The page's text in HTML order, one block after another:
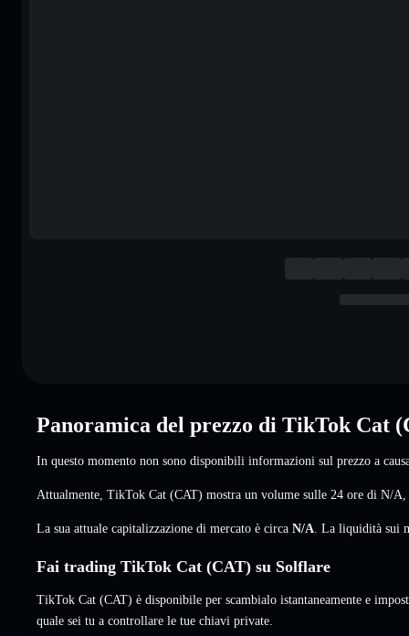
Panoramica del prezzo di TikTok Cat
In questo momento non sono disponibili informazioni sul prezzo a
Attualmente, TikTok Cat (CAT) mostra un volume sulle 24 ore di N/A
La sua attuale capitalizzazione di mercato è circa N/A . La liquidità sui
Fai trading TikTok Cat (CAT) su Solflare
TikTok Cat (CAT) è disponibile per scambialo istantaneamente e
quale sei tu a controllare le tue chiavi private.